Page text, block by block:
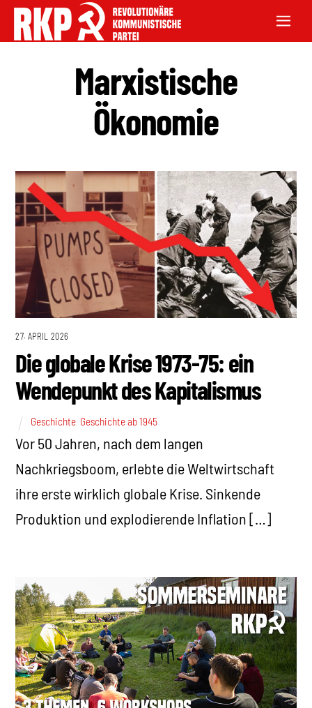
Marxistische
Ökonomie
27. APRIL 2026
Die globale Krise 1973-75: ein
Wendepunkt des Kapitalismus
Geschichte Geschichte ab 1945
Vor 50 Jahren, nach dem langen
Nachkriegsboom, erlebte die Weltwirtschaft
ihre erste wirklich globale Krise. Sinkende
Produktion und explodierende Inflation […]